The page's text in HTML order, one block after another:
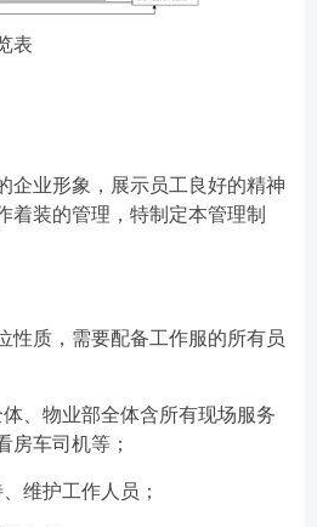
表
企业形象，展示员工良好的精神
着装的管理，特制定本管理制
性质，需要配备工作服的所有员
、物业部全体含所有现场服务
房车司机等；
维护工作人员；